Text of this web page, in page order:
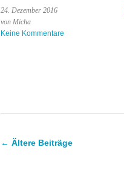
24. Dezember 2016
von Micha
Keine Kommentare
← Ältere Beiträge